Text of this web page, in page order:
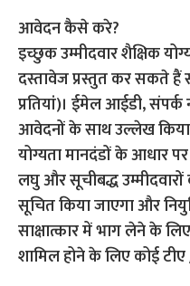
आवेदन कैसे करे?
इच्छुक उम्मीदवार शैक्षिक
दस्तावेज प्रस्तुत कर सकते हैं
प्रतियां)। ईमेल आईडी,
आवेदनों के साथ उल्लेख किया
योग्यता मानदंडों के आधार
लघु और सूचीबद्ध
सूचित किया जाएगा और
साक्षात्कार में भाग लेने के
शामिल होने के लिए कोई